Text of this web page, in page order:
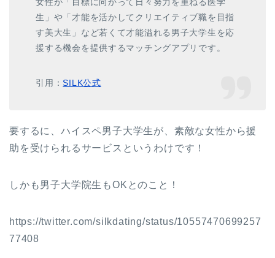
生」や「才能を活かしてクリエイティブ職を目指
す美大生」など若くて才能溢れる男子大学生を応
援する機会を提供するマッチングアプリです。
引用：SILK公式
要するに、ハイスペ男子大学生が、素敵な女性から援
助を受けられるサービスというわけです！
しかも男子大学院生もOKとのこと！
https://twitter.com/silkdating/status/10557470699257
77408